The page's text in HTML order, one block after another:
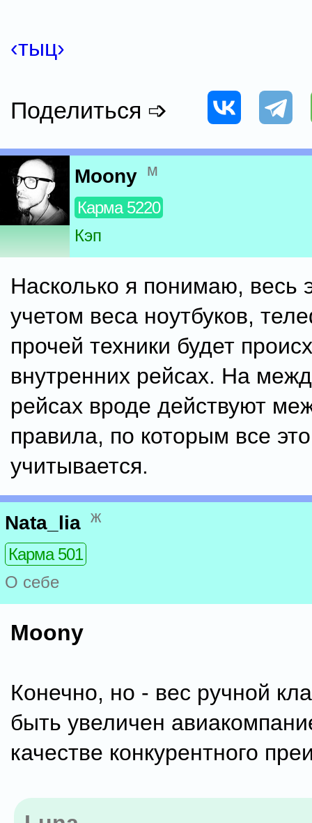
‹тыц›
Поделиться ➩
Moony м
Карма 5220
Кэп
Насколько я понимаю, весь
учетом веса ноутбуков,
прочей техники будет
внутренних рейсах. На
рейсах вроде действуют
правила, по которым все
учитывается.
Nata_lia ж
Карма 501
О себе
Moony
Конечно, но - вес ручной
быть увеличен
качестве конкурентного